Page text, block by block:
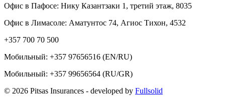
Офис в Пафосе: Нику Казантзаки 1, третий этаж, 8035
Офис в Лимасоле: Аматунтос 74, Агиос Тихон, 4532
+357 700 70 500
Мобильный: +357 97656516 (EN/RU)
Мобильный: +357 99656564 (RU/GR)
© 2026 Pitsas Insurances - developed by Fullsolid